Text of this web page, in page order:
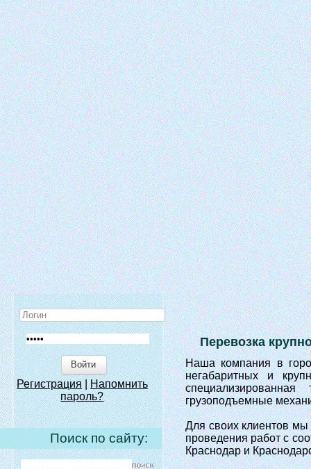
Войти
Регистрация|Напомнить
пароль?
Поиск по сайту:
Перевозка
Наша компания в
негабаритных и
грузоподъемные
Для своих клиентов
проведения работ с
Краснодар и